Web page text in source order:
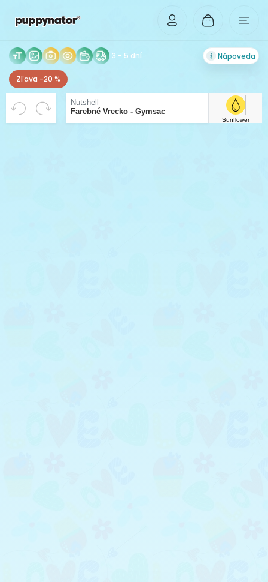
3 - 5 dní Nápoveda
Zľava -20 %
Nutshell
Farebné Vrecko - Gymsac
Sunflower
VYCENTROVANÉ
Rozlíšenie Vášho obrázka je príliš malé pre tlač v
dostatočnej kvalite. Pre možnosť zväčšenia,
nahrajte obrázok vo vyššom rozlíšení.
Beriem riziko zhoršenej kvality tlače na vedomie.